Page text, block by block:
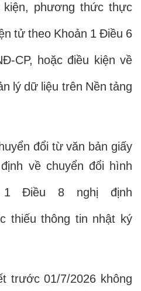
phương thức thực
tử theo Khoản 1 Điều 6
CP, hoặc điều kiện về
lý dữ liệu trên Nền tảng
đổi từ văn bản giấy
về chuyển đổi hình
Điều 8 nghị định
thiếu thông tin nhật ký
trước 01/7/2026 không